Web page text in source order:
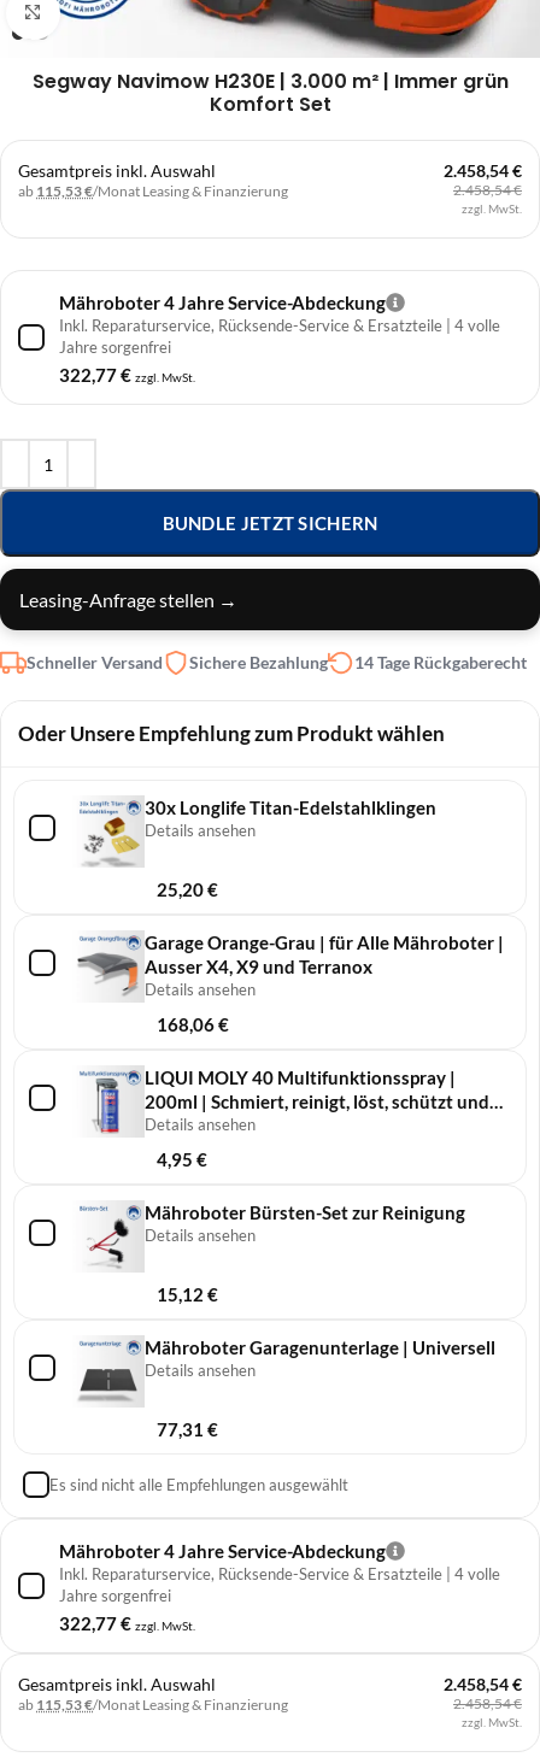
Klick zum Vergrößern
Segway Navimow H230E | 3.000 m² | Immer grün
Komfort Set
Gesamtpreis inkl. Auswahl
ab 115,53 €/Monat Leasing & Finanzierung
2.458,54 €
2.458,54 €
zzgl. MwSt.
Mähroboter 4 Jahre Service-Abdeckung
Inkl. Reparaturservice, Rücksende-Service & Ersatzteile | 4 volle
Jahre sorgenfrei
322,77€ zzgl. MwSt.
BUNDLE JETZT SICHERN
Leasing-Anfrage stellen →
Schneller Versand Sichere Bezahlung 14 Tage Rückgaberecht
Oder Unsere Empfehlung zum Produkt wählen
30x Longlife Titan-Edelstahlklingen
Details ansehen
25,20€
Garage Orange-Grau | für Alle Mähroboter |
Ausser X4, X9 und Terranox
Details ansehen
168,06€
LIQUI MOLY 40 Multifunktionsspray |
200ml | Schmiert, reinigt, löst, schützt und
pflegt
Details ansehen
4,95 €
Mähroboter Bürsten-Set zur Reinigung
Details ansehen
15,12 €
Mähroboter Garagenunterlage | Universell
Details ansehen
77,31 €
Es sind nicht alle Empfehlungen ausgewählt
Mähroboter 4 Jahre Service-Abdeckung
Inkl. Reparaturservice, Rücksende-Service & Ersatzteile | 4 volle
Jahre sorgenfrei
322,77€ zzgl. MwSt.
Gesamtpreis inkl. Auswahl
ab 115,53 €/Monat Leasing & Finanzierung
2.458,54 €
2.458,54 €
zzgl. MwSt.